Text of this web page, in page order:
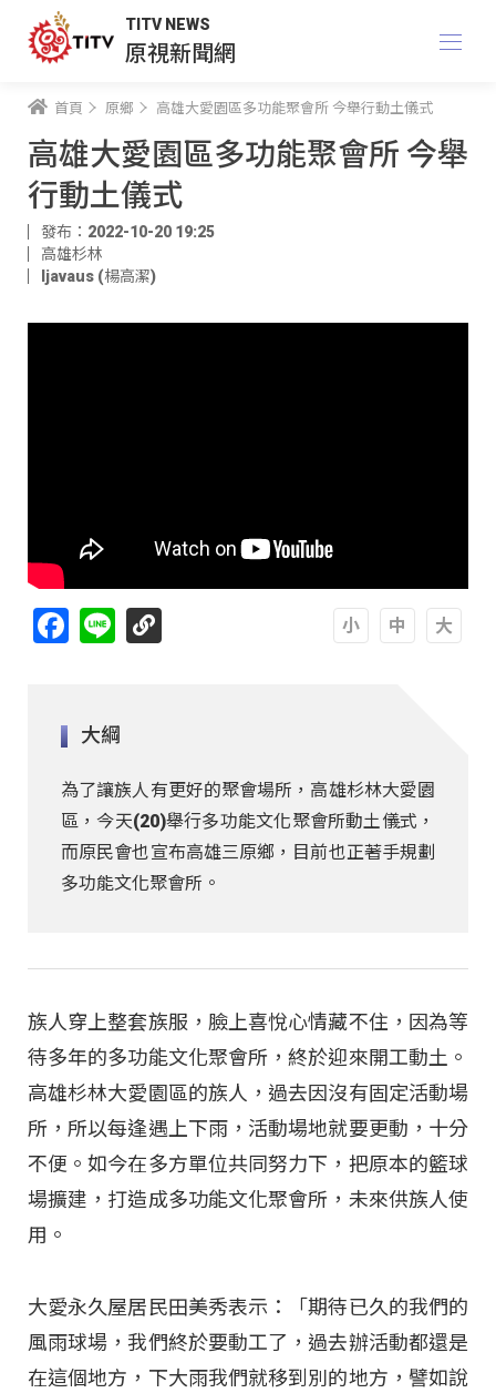
TITV NEWS
原視新聞網
首頁 原鄉 高雄大愛園區多功能聚會所 今舉行動土儀式
高雄大愛園區多功能聚會所 今舉
行動土儀式
發布：2022-10-20 19:25
高雄杉林
ljavaus (楊高潔)
Facebook
Line
大綱
為了讓族人有更好的聚會場所，高雄杉林大愛園
區，今天(20)舉行多功能文化聚會所動土儀式，
而原民會也宣布高雄三原鄉，目前也正著手規劃
多功能文化聚會所。
族人穿上整套族服，臉上喜悅心情藏不住，因為等
待多年的多功能文化聚會所，終於迎來開工動土。
高雄杉林大愛園區的族人，過去因沒有固定活動場
所，所以每逢遇上下雨，活動場地就要更動，十分
不便。如今在多方單位共同努力下，把原本的籃球
場擴建，打造成多功能文化聚會所，未來供族人使
用。
大愛永久屋居民田美秀表示：「期待已久的我們的
風雨球場，我們終於要動工了，過去辦活動都還是
在這個地方，下大雨我們就移到別的地方，譬如說